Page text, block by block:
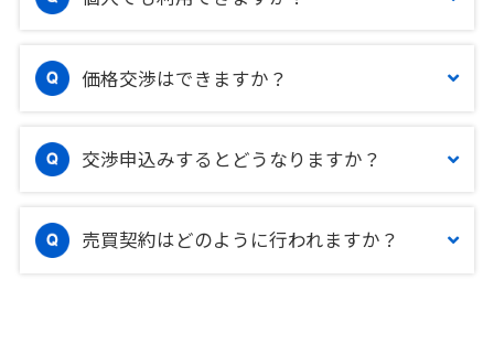
価格交渉はできますか？
交渉申込みするとどうなりますか？
売買契約はどのように行われますか？